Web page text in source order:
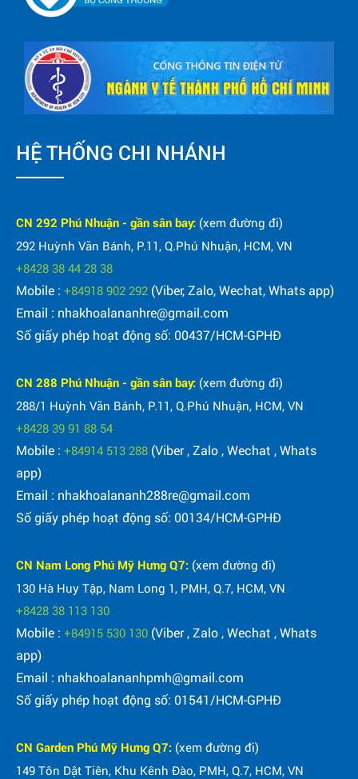
HỆ THỐNG CHI NHÁNH
CN 292 Phú Nhuận - gần sân bay: (xem đường đi)
292 Huỳnh Văn Bánh, P.11, Q.Phú Nhuận, HCM, VN
+8428 38 44 28 38
Mobile : +84918 902 292 (Viber, Zalo, Wechat, Whats app)
Email : nhakhoalananhre@gmail.com
Số giấy phép hoạt động số: 00437/HCM-GPHĐ
CN 288 Phú Nhuận - gần sân bay: (xem đường đi)
288/1 Huỳnh Văn Bánh, P.11, Q.Phú Nhuận, HCM, VN
+8428 39 91 88 54
Mobile : +84914 513 288 (Viber , Zalo , Wechat , Whats
app)
Email : nhakhoalananh288re@gmail.com
Số giấy phép hoạt động số: 00134/HCM-GPHĐ
CN Nam Long Phú Mỹ Hưng Q7: (xem đường đi)
130 Hà Huy Tập, Nam Long 1, PMH, Q.7, HCM, VN
+8428 38 113 130
Mobile : +84915 530 130 (Viber , Zalo , Wechat , Whats
app)
Email : nhakhoalananhpmh@gmail.com
Số giấy phép hoạt động số: 01541/HCM-GPHĐ
CN Garden Phú Mỹ Hưng Q7: (xem đường đi)
149 Tôn Dật Tiên, Khu Kênh Đào, PMH, Q.7, HCM, VN